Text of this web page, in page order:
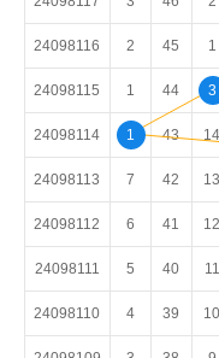
24098116 2 45 1
24098115 1 44 3
24098114 1 43 14
24098113 7 42 13
24098112 6 41 12
24098111 5 40 11
24098110 4 39 10